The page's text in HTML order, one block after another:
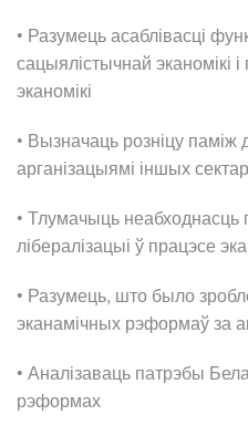
• Разумець асаблівасці
сацыялістычнай эканомікі
эканомікі
• Вызначаць розніцу
арганізацыямі іншых
• Тлумачыць неабходнасць
лібералізацыі ў працэсе
• Разумець, што было
эканамічных рэформаў за
• Аналізаваць патрэбы
рэформах